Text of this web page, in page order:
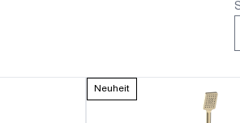
Neuheit